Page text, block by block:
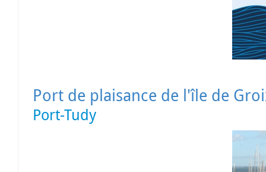
Port de plaisance de l'île de
Port-Tudy